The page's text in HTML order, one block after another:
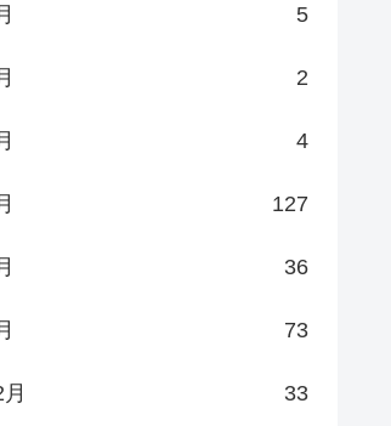
5
2
4
127
36
73
33